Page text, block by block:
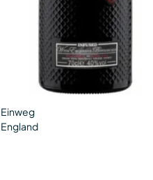
Einweg
England